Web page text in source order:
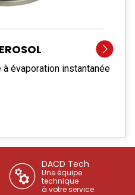
évaporation instantanée
DACD Tech
Une équipe
technique
à votre service